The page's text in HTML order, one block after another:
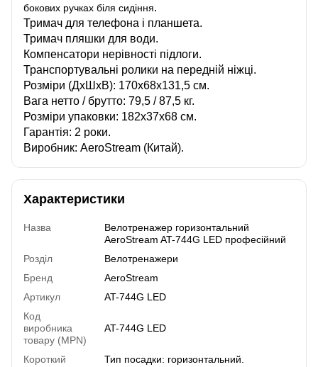
бокових ручках біля сидіння.
Тримач для телефона і планшета.
Тримач пляшки для води.
Компенсатори нерівності підлоги.
Транспортувальні ролики на передній ніжці.
Розміри (ДхШхВ): 170х68х131,5 см.
Вага нетто / брутто: 79,5 / 87,5 кг.
Розміри упаковки: 182х37х68 см.
Гарантія: 2 роки.
Виробник: AeroStream (Китай).
Характеристики
Назва
Велотренажер горизонтальний
AeroStream AT-744G LED професійний
Розділ
Велотренажери
Бренд
AeroStream
Артикул
AT-744G LED
Код
виробника
товару (MPN)
AT-744G LED
Короткий
Тип посадки: горизонтальний.